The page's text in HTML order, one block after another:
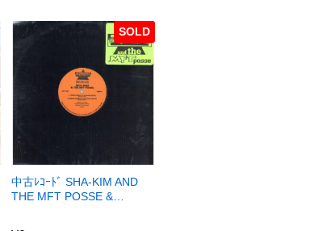
SOLD
中古ﾚｺｰﾄﾞ SHA-KIM AND
THE MFT POSSE &…